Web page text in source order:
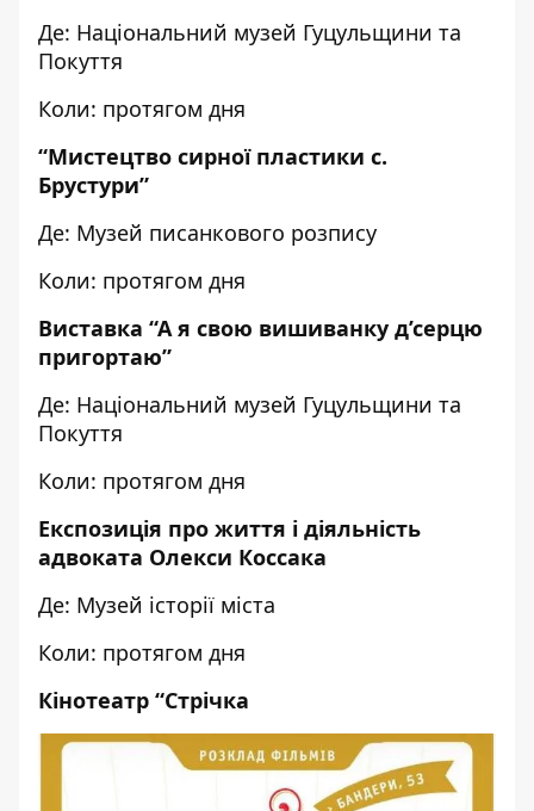
Де: Національний музей Гуцульщини та
Покуття
Коли: протягом дня
“Мистецтво сирної пластики с.
Брустури”
Де: Музей писанкового розпису
Коли: протягом дня
Виставка “А я свою вишиванку д’серцю
пригортаю”
Де: Національний музей Гуцульщини та
Покуття
Коли: протягом дня
Експозиція про життя і діяльність
адвоката Олекси Коссака
Де: Музей історії міста
Коли: протягом дня
Кінотеатр “Стрічка